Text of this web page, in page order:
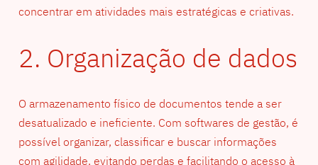
concentrar em atividades mais estratégicas e criativas.
2. Organização de dados
O armazenamento físico de documentos tende a ser
desatualizado e ineficiente. Com softwares de gestão, é
possível organizar, classificar e buscar informações
com agilidade, evitando perdas e facilitando o acesso à